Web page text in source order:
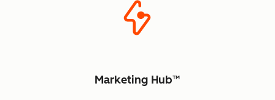
Marketing Hub™